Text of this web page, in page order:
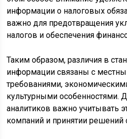
информации о налоговых
важно для предотвращения
налогов и обеспечения
Таким образом, различия в
информации связаны с
требованиями,
культурными особенностями.
аналитиков важно учитывать
компаний и принятии решений